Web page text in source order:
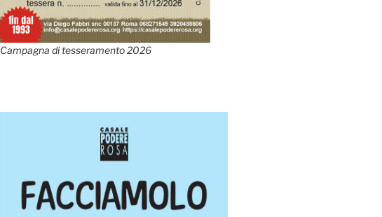
Campagna di tesseramento 2026